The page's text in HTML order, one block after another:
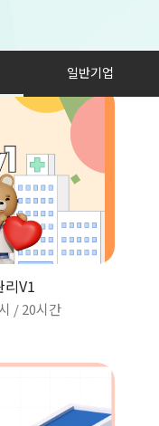
일반기업
리V1
/20시간